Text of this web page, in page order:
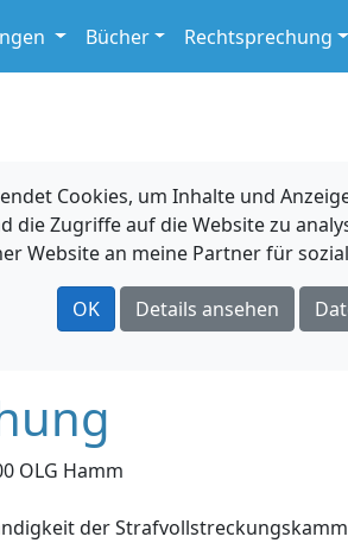
Bücher Rechtsprechung
Cookies, um Inhalte und
die Zugriffe auf die Website zu
Website an meine Partner für
OK Details ansehen
OLG Hamm
der